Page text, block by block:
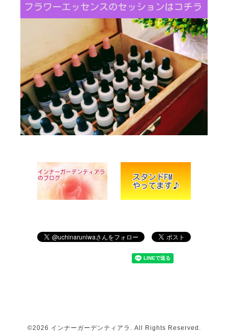
©2026 インナーガーデンティアラ . All Rights Reserved.